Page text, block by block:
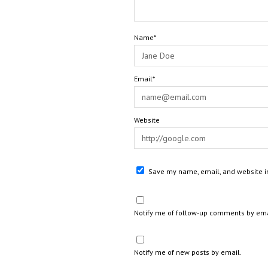
Name*
Email*
Website
Save my name, email, and website
Notify me of follow-up comments by
Notify me of new posts by email.